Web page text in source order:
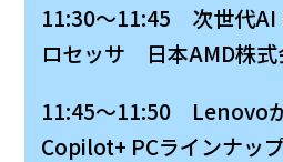
11:30～11:45 次世代AI
ロセッサ 日本AMD株式
11:45～11:50 Lenovo
Copilot+ PCラインナッ